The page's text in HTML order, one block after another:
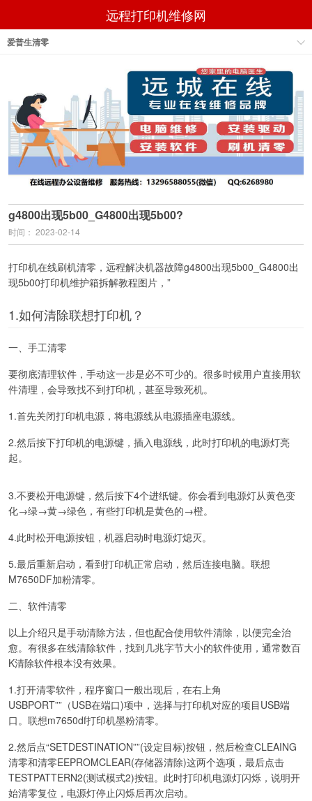
远程打印机维修网
爱普生清零
g4800出现5b00_G4800出现5b00?
时间： 2023-02-14
打印机在线刷机清零，远程解决机器故障g4800出现5b00_G4800出
现5b00打印机维护箱拆解教程图片，”
1.如何清除联想打印机？
一、手工清零
要彻底清理软件，手动这一步是必不可少的。很多时候用户直接用软
件清理，会导致找不到打印机，甚至导致死机。
1.首先关闭打印机电源，将电源线从电源插座电源线。
2.然后按下打印机的电源键，插入电源线，此时打印机的电源灯亮
起。
3.不要松开电源键，然后按下4个进纸键。你会看到电源灯从黄色变
化→绿→黄→绿色，有些打印机是黄色的→橙。
4.此时松开电源按钮，机器启动时电源灯熄灭。
5.最后重新启动，看到打印机正常启动，然后连接电脑。联想
M7650DF加粉清零。
二、软件清零
以上介绍只是手动清除方法，但也配合使用软件清除，以便完全治
愈。有很多在线清除软件，找到几兆字节大小的软件使用，通常数百
K清除软件根本没有效果。
1.打开清零软件，程序窗口一般出现后，在右上角
USBPORT””（USB在端口)项中，选择与打印机对应的项目USB端
口。联想m7650df打印机墨粉清零。
2.然后点“SETDESTINATION””(设定目标)按钮，然后检查CLEAING
清零和清零EEPROMCLEAR(存储器清除)这两个选项，最后点击
TESTPATTERN2(测试模式2)按钮。此时打印机电源灯闪烁，说明开
始清零复位，电源灯停止闪烁后再次启动。